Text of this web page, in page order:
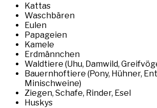
Kattas
Waschbären
Eulen
Papageien
Kamele
Erdmännchen
Waldtiere (Uhu, Damwild,
Bauernhoftiere (Pony, Hühner,
Minischweine)
Ziegen, Schafe, Rinder, Esel
Huskys